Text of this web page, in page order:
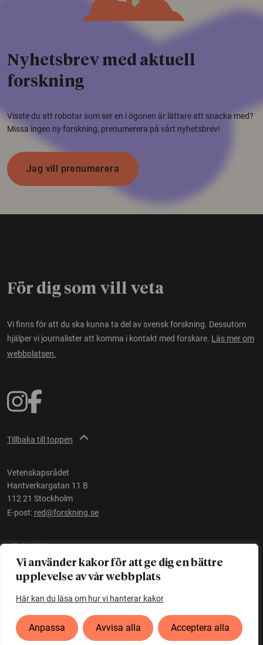
Vi använder kakor för att ge dig en bättre
upplevelse av vår webbplats
Här kan du läsa om hur vi hanterar kakor
Anpassa Avvisa alla Acceptera alla
Nyhetsbrev med aktuell
forskning
Visste du att robotar som ser en i ögonen är lättare att snacka med?
Missa ingen ny forskning, prenumerera på vårt nyhetsbrev!
Jag vill prenumerera
För dig som vill veta
Vi finns för att du ska kunna ta del av svensk forskning. Dessutom
hjälper vi journalister att komma i kontakt med forskare. Läs mer om
webbplatsen.
Tillbaka till toppen
Vetenskapsrådet
Hantverkargatan 11 B
112 21 Stockholm
E-post: red@forskning.se
Tillgänglighet
Ett initiativ avVetenskapsrådet